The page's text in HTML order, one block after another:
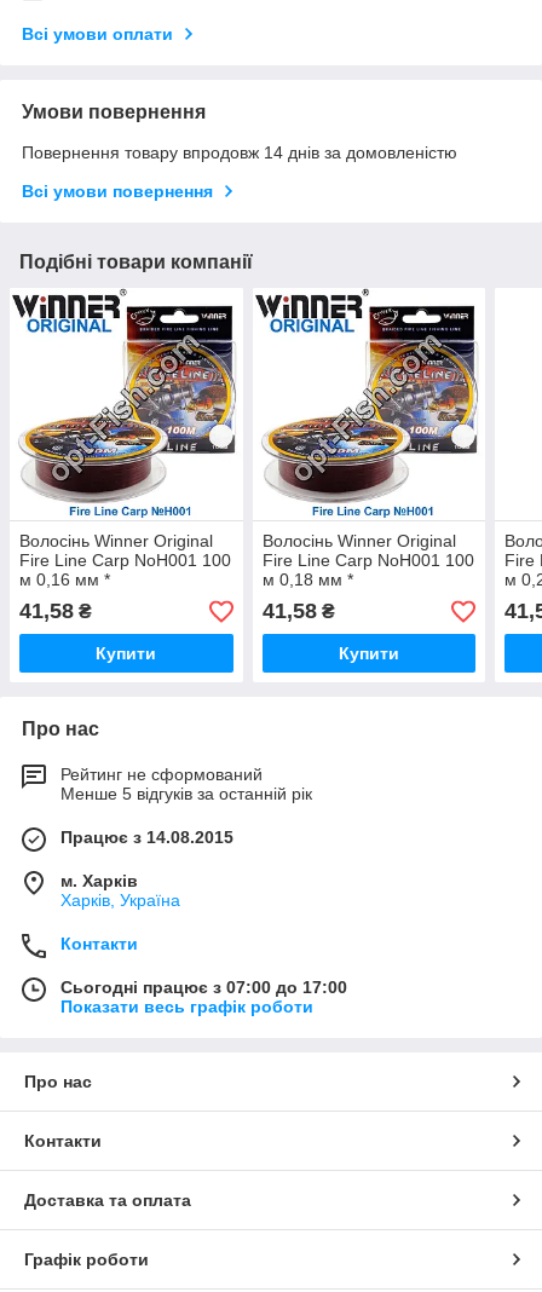
Всі умови оплати
Умови повернення
Повернення товару впродовж 14 днів за домовленістю
Всі умови повернення
Подібні товари компанії
Волосінь Winner Original
Fire Line Carp NoH001 100
м 0,16 мм *
41,58 ₴
Купити
Волосінь Winner Original
Fire Line Carp NoH001 100
м 0,18 мм *
41,58₴
Купити
Fire
м
Про нас
Рейтинг не сформований
Менше 5 відгуків за останній рік
Працює з 14.08.2015
м. Харків
Харків, Україна
Контакти
Сьогодні працює з 07:00 до 17:00
Показати весь графік роботи
Про нас
Контакти
Доставка та оплата
Графік роботи